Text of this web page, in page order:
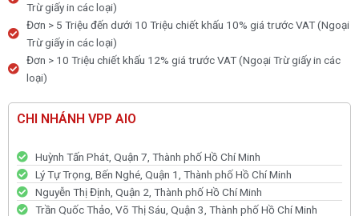
Trừ giấy in các loại)
Đơn > 5 Triệu đến dưới 10 Triệu chiết khấu 10% giá trước VAT (Ngoại
Trừ giấy in các loại)
Đơn > 10 Triệu chiết khấu 12% giá trước VAT (Ngoại Trừ giấy in các
loại)
CHI NHÁNH VPP AIO
Huỳnh Tấn Phát, Quận 7, Thành phố Hồ Chí Minh
Lý Tự Trọng, Bến Nghé, Quận 1, Thành phố Hồ Chí Minh
Nguyễn Thị Định, Quận 2, Thành phố Hồ Chí Minh
Trần Quốc Thảo, Võ Thị Sáu, Quận 3, Thành phố Hồ Chí Minh